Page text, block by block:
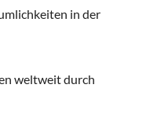
in der
weltweit durch